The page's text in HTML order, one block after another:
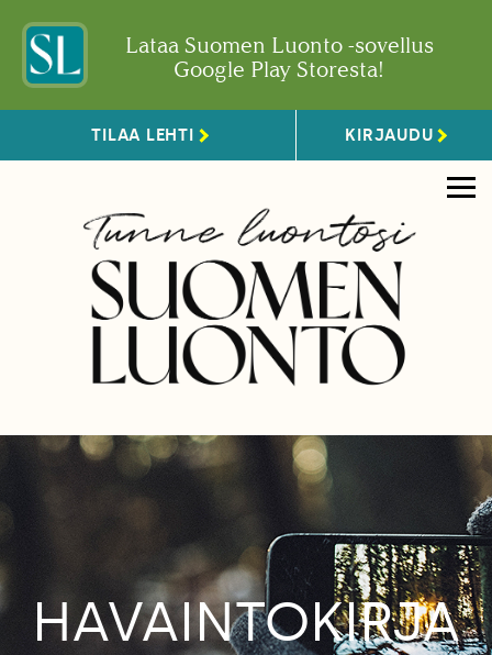
Lataa Suomen Luonto -sovellus
Google Play Storesta!
TILAA LEHTI KIRJAUDU
HAVAINTOKIRJA